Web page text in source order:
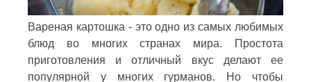
Вареная картошка - это одно из самых любимых
блюд во многих странах мира. Простота
приготовления и отличный вкус делают ее
популярной у многих гурманов. Но чтобы